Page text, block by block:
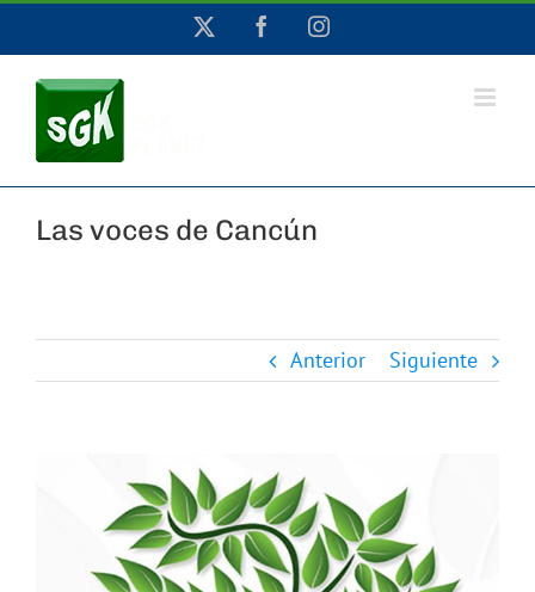
contenido
FacebookInstagram
Las voces de Cancún
Anterior Siguiente
grande